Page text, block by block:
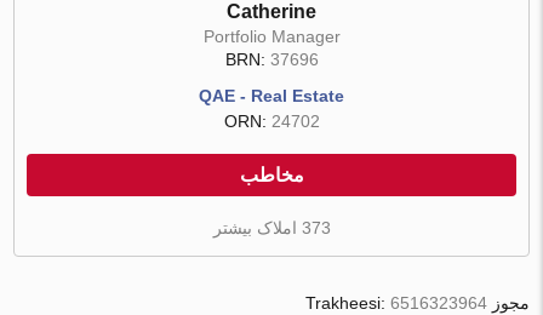
Catherine
Portfolio Manager
BRN: 37696
QAE - Real Estate
ORN: 24702
مخاطب
373 املاک بیشتر
مجوز Trakheesi:6516323964